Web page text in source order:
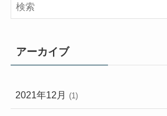
アーカイブ
2021年12月 (1)